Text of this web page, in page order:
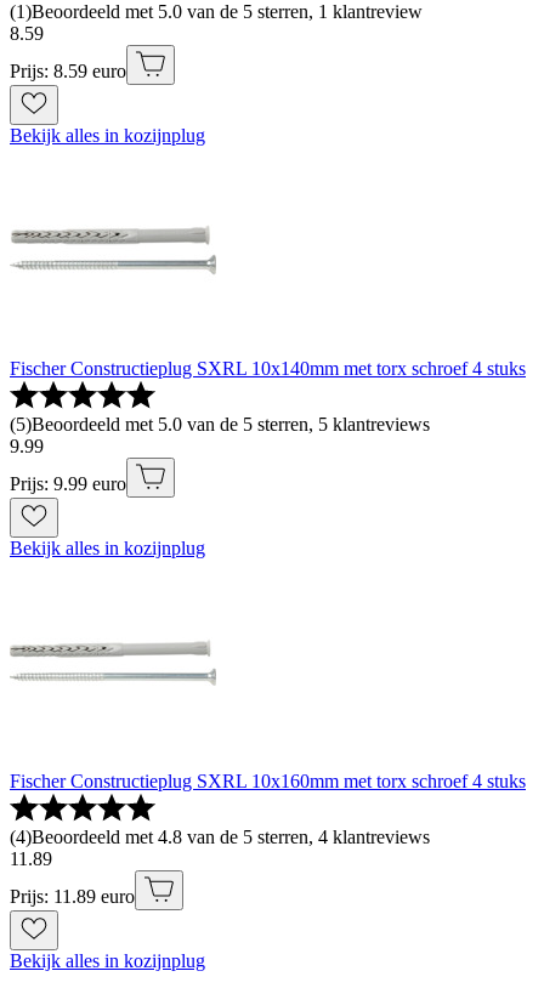
(1)Beoordeeld met 5.0 van de 5 sterren, 1 klantreview
8.59
Prijs: 8.59 euro
Bekijk alles in kozijnplug
Fischer Constructieplug SXRL 10x140mm met torx schroef 4 stuks
(5)Beoordeeld met 5.0 van de 5 sterren, 5 klantreviews
9.99
Prijs: 9.99 euro
Bekijk alles in kozijnplug
Fischer Constructieplug SXRL 10x160mm met torx schroef 4 stuks
(4)Beoordeeld met 4.8 van de 5 sterren, 4 klantreviews
11 .89
Prijs: 11.89 euro
Bekijk alles in kozijnplug